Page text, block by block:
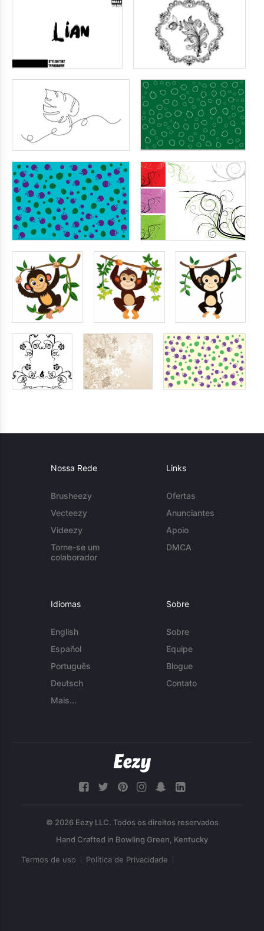
Nossa Rede
Brusheezy
Vecteezy
Videezy
Torne-se um
colaborador
Links
Ofertas
Anunciantes
Apoio
DMCA
Idiomas
English
Español
Português
Deutsch
Mais...
Sobre
Sobre
Equipe
Blogue
Contato
© 2026 Eezy LLC. Todos os direitos reservados
Termos de uso Política de Privacidade